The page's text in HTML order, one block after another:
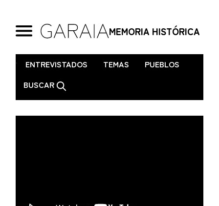
MEMORIA HISTÓRICA
. ENTREVISTADOS TEMAS
PUEBLOS
BUSCAR